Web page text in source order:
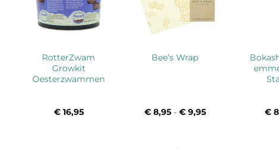
RotterZwam
Growkit
Oesterzwammen
€16,95
Bee’s Wrap
€8,95 - €9,95Prijsklasse: €